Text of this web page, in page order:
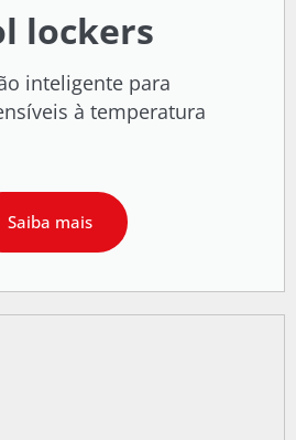
lockers
inteligente para
à temperatura
Saiba mais